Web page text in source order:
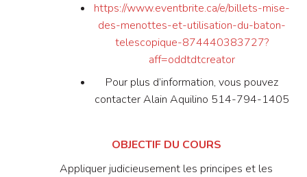
https://www.eventbrite.ca/e/billets-mise-
des-menottes-et-utilisation-du-baton-
telescopique-874440383727?
aff=oddtdtcreator
Pour plus d’information, vous pouvez
contacter Alain Aquilino 514-794-1405
OBJECTIF DU COURS
Appliquer judicieusement les principes et les